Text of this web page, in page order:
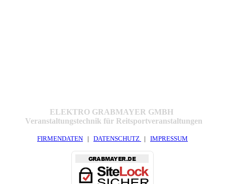
ELEKTRO GRABMAYER GMBH
Veranstaltungstechnik für Reitsportveranstaltungen
FIRMENDATEN DATENSCHUTZ IMPRESSUM